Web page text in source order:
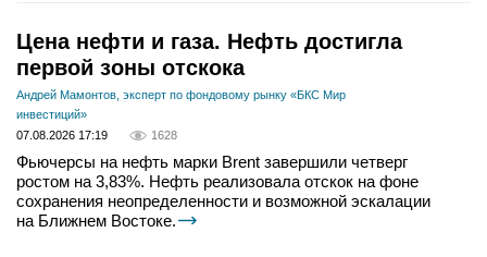
Цена нефти и газа. Нефть достигла
первой зоны отскока
Андрей Мамонтов, эксперт по фондовому рынку «БКС Мир
инвестиций»
07.08.2026 17:19
1628
Фьючерсы на нефть марки Brent завершили четверг
ростом на 3,83%. Нефть реализовала отскок на фоне
сохранения неопределенности и возможной эскалации
на Ближнем Востоке.